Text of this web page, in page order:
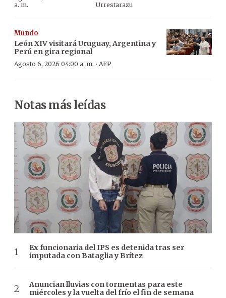
a. m.
Urrestarazu
Mundo
León XIV visitará Uruguay, Argentina y
Perú en gira regional
Agosto 6, 2026 04:00 a. m. · AFP
Notas más leídas
Ex funcionaria del IPS es detenida tras ser
imputada con Bataglia y Brítez
Anuncian lluvias con tormentas para este
miércoles y la vuelta del frío el fin de semana